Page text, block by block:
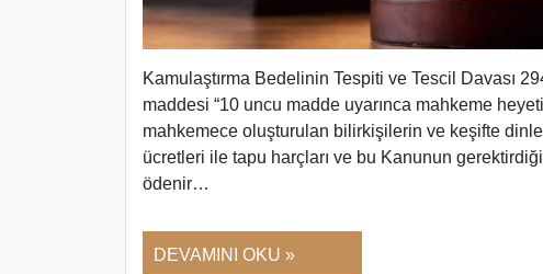
Kamulaştırma Bedelinin Tespiti ve Tescil Davası
maddesi “10 uncu madde uyarınca mahkeme
mahkemece oluşturulan bilirkişilerin ve keşifte
ücretleri ile tapu harçları ve bu Kanunun
ödenir…
DEVAMINI OKU »